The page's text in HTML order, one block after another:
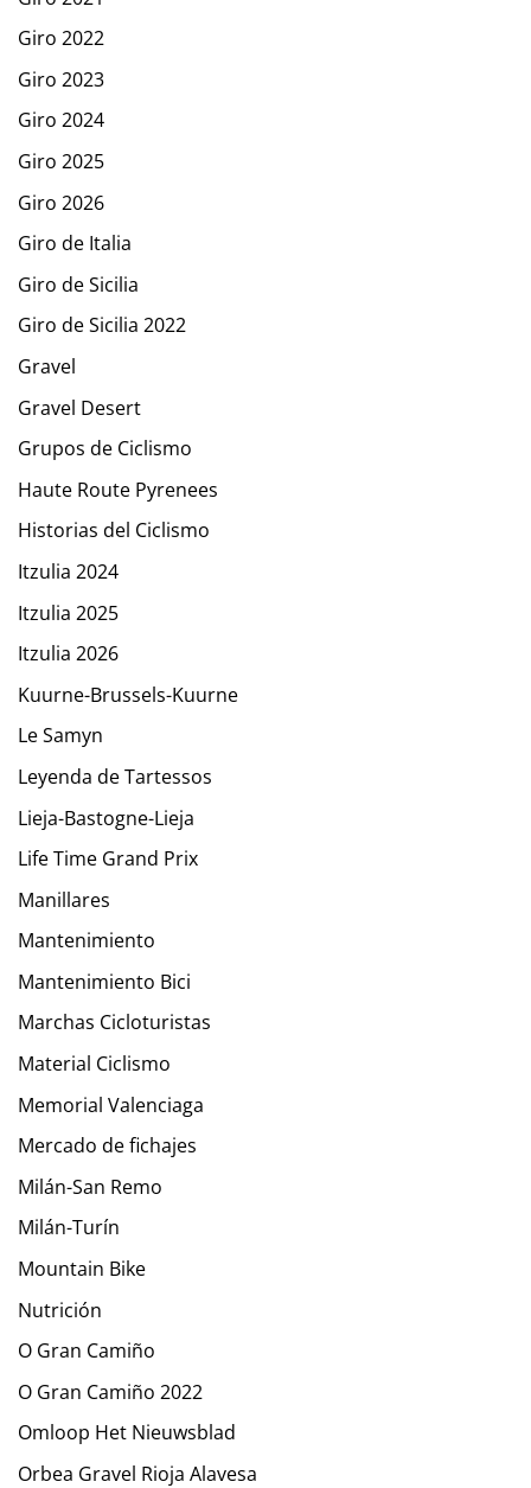
Giro 2022
Giro 2023
Giro 2024
Giro 2025
Giro 2026
Giro de Italia
Giro de Sicilia
Giro de Sicilia 2022
Gravel
Gravel Desert
Grupos de Ciclismo
Haute Route Pyrenees
Historias del Ciclismo
Itzulia 2024
Itzulia 2025
Itzulia 2026
Kuurne-Brussels-Kuurne
Le Samyn
Leyenda de Tartessos
Lieja-Bastogne-Lieja
Life Time Grand Prix
Manillares
Mantenimiento
Mantenimiento Bici
Marchas Cicloturistas
Material Ciclismo
Memorial Valenciaga
Mercado de fichajes
Milán-San Remo
Milán-Turín
Mountain Bike
Nutrición
O Gran Camiño
O Gran Camiño 2022
Omloop Het Nieuwsblad
Orbea Gravel Rioja Alavesa